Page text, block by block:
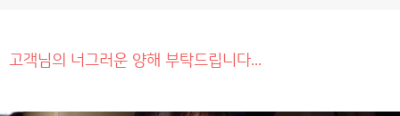
고객님의 너그러운 양해 부탁드립니다...